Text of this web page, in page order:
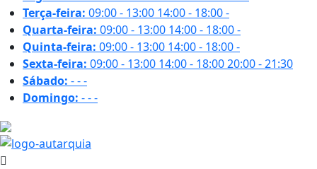
Terça-feira: 09:00 - 13:00 14:00 - 18:00-
Quarta-feira: 09:00 - 13:00 14:00 - 18:00-
Quinta-feira: 09:00 - 13:00 14:00 - 18:00-
Sexta-feira: 09:00 - 13:00 14:00 - 18:0020:00 - 21:30
Sábado: ---
Domingo: ---